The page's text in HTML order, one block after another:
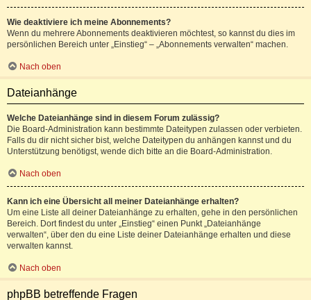
Wie deaktiviere ich meine Abonnements?
Wenn du mehrere Abonnements deaktivieren möchtest, so kannst du dies im
persönlichen Bereich unter „Einstieg“ – „Abonnements verwalten“ machen.
Nach oben
Dateianhänge
Welche Dateianhänge sind in diesem Forum zulässig?
Die Board-Administration kann bestimmte Dateitypen zulassen oder verbieten.
Falls du dir nicht sicher bist, welche Dateitypen du anhängen kannst und du
Unterstützung benötigst, wende dich bitte an die Board-Administration.
Nach oben
Kann ich eine Übersicht all meiner Dateianhänge erhalten?
Um eine Liste all deiner Dateianhänge zu erhalten, gehe in den persönlichen
Bereich. Dort findest du unter „Einstieg“ einen Punkt „Dateianhänge
verwalten“, über den du eine Liste deiner Dateianhänge erhalten und diese
verwalten kannst.
Nach oben
phpBB betreffende Fragen